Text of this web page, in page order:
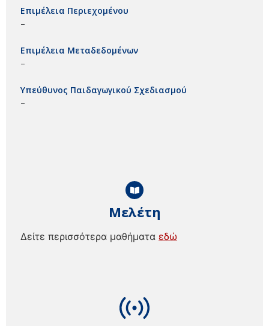
Μελέτη
Δείτε περισσότερα μαθήματα εδώ
Επιμέλεια Περιεχομένου
–
Επιμέλεια Μεταδεδομένων
–
Υπεύθυνος Παιδαγωγικού Σχεδιασμού
–